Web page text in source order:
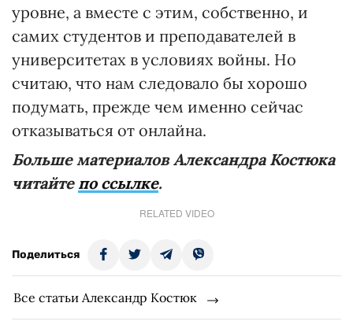
уровне, а вместе с этим, собственно, и
самих студентов и преподавателей в
университетах в условиях войны. Но
считаю, что нам следовало бы хорошо
подумать, прежде чем именно сейчас
отказываться от онлайна.
Больше материалов Александра Костюка
читайте по ссылке.
RELATED VIDEO
Поделиться
Все статьи Александр Костюк